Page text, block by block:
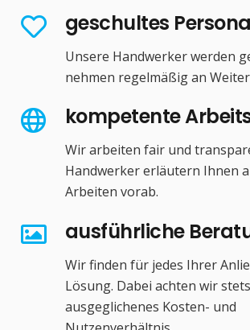
geschultes
Unsere Handwerker werden
nehmen regelmäßig an
kompetente
Wir arbeiten fair und
Handwerker erläutern Ihnen
Arbeiten vorab.
ausführliche
Wir finden für jedes Ihrer
Lösung. Dabei achten wir
ausgeglichenes Kosten- und